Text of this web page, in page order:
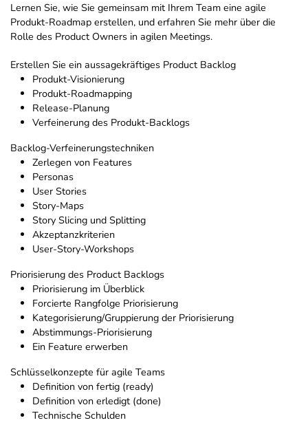
Lernen Sie, wie Sie gemeinsam mit Ihrem Team eine agile
Produkt-Roadmap erstellen, und erfahren Sie mehr über die
Rolle des Product Owners in agilen Meetings.
Erstellen Sie ein aussagekräftiges Product Backlog
Produkt-Visionierung
Produkt-Roadmapping
Release-Planung
Verfeinerung des Produkt-Backlogs
Backlog-Verfeinerungstechniken
Zerlegen von Features
Personas
User Stories
Story-Maps
Story Slicing und Splitting
Akzeptanzkriterien
User-Story-Workshops
Priorisierung des Product Backlogs
Priorisierung im Überblick
Forcierte Rangfolge Priorisierung
Kategorisierung/Gruppierung der Priorisierung
Abstimmungs-Priorisierung
Ein Feature erwerben
Schlüsselkonzepte für agile Teams
Definition von fertig (ready)
Definition von erledigt (done)
Technische Schulden